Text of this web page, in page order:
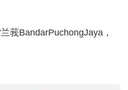
莪BandarPuchongJaya，